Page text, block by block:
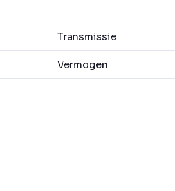
Transmissie
Vermogen